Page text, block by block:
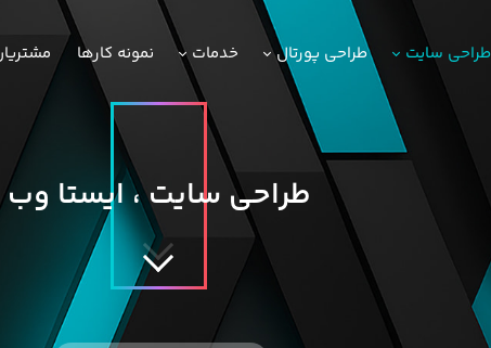
طراحی سایت طراحی پورتال خدمات نمونه کارها
طراحی سایت ، ایستا وب